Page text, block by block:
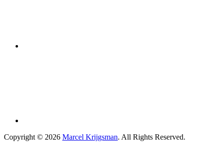
Copyright © 2026 Marcel Krijgsman. All Rights Reserved.